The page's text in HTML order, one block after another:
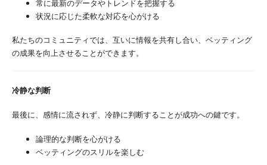
常に最新のデータやトレンドを把握する
状況に応じた柔軟な対応を心がける
私たちのコミュニティでは、互いに情報を共有し合い、ベッティング
の成果を向上させることができます。
冷静な判断
最後に、感情に流されず、冷静に判断することが成功への鍵です。
論理的な判断を心がける
ベッティングのスリルを楽しむ